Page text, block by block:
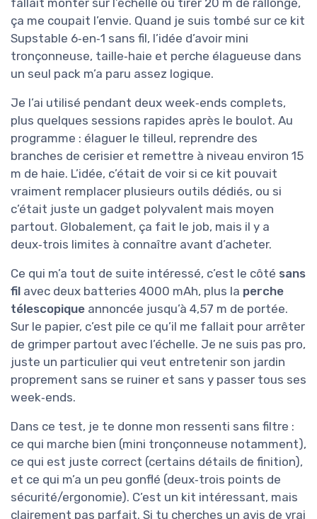
fallait monter sur l’échelle ou tirer 20 m de rallonge,
ça me coupait l’envie. Quand je suis tombé sur ce kit
Supstable 6‑en‑1 sans fil, l’idée d’avoir mini
tronçonneuse, taille‑haie et perche élagueuse dans
un seul pack m’a paru assez logique.
Je l’ai utilisé pendant deux week‑ends complets,
plus quelques sessions rapides après le boulot. Au
programme : élaguer le tilleul, reprendre des
branches de cerisier et remettre à niveau environ 15
m de haie. L’idée, c’était de voir si ce kit pouvait
vraiment remplacer plusieurs outils dédiés, ou si
c’était juste un gadget polyvalent mais moyen
partout. Globalement, ça fait le job, mais il y a
deux‑trois limites à connaître avant d’acheter.
Ce qui m’a tout de suite intéressé, c’est le côté sans
fil avec deux batteries 4000 mAh, plus la perche
télescopique annoncée jusqu’à 4,57 m de portée.
Sur le papier, c’est pile ce qu’il me fallait pour arrêter
de grimper partout avec l’échelle. Je ne suis pas pro,
juste un particulier qui veut entretenir son jardin
proprement sans se ruiner et sans y passer tous ses
week‑ends.
Dans ce test, je te donne mon ressenti sans filtre :
ce qui marche bien (mini tronçonneuse notamment),
ce qui est juste correct (certains détails de finition),
et ce qui m’a un peu gonflé (deux‑trois points de
sécurité/ergonomie). C’est un kit intéressant, mais
clairement pas parfait. Si tu cherches un avis de vrai